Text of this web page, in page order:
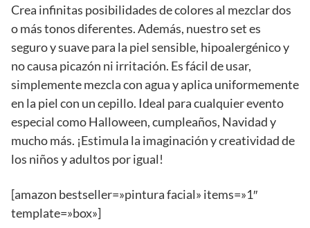
Crea infinitas posibilidades de colores al mezclar dos
o más tonos diferentes. Además, nuestro set es
seguro y suave para la piel sensible, hipoalergénico y
no causa picazón ni irritación. Es fácil de usar,
simplemente mezcla con agua y aplica uniformemente
en la piel con un cepillo. Ideal para cualquier evento
especial como Halloween, cumpleaños, Navidad y
mucho más. ¡Estimula la imaginación y creatividad de
los niños y adultos por igual!
[amazon bestseller=»pintura facial» items=»1″
template=»box»]